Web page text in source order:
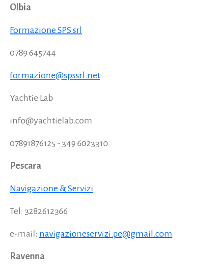
Olbia
Formazione SPS srl
0789 645744
formazione@spssrl.net
Yachtie Lab
info@yachtielab.com
07891876125 - 349 6023310
Pescara
Navigazione & Servizi
Tel: 3282612366
e-mail: navigazioneservizi.pe@gmail.com
Ravenna